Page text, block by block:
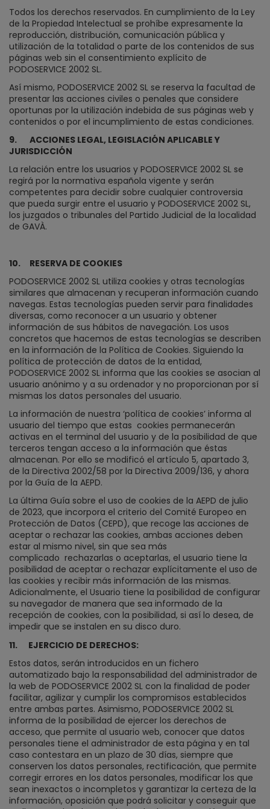
Todos los derechos reservados. En cumplimiento de la Ley
de la Propiedad Intelectual se prohíbe expresamente la
reproducción, distribución, comunicación pública y
utilización de la totalidad o parte de los contenidos de sus
páginas web sin el consentimiento explícito de
PODOSERVICE 2002 SL.
Así mismo, PODOSERVICE 2002 SL se reserva la facultad de
presentar las acciones civiles o penales que considere
oportunas por la utilización indebida de sus páginas web y
contenidos o por el incumplimiento de estas condiciones.
9.
ACCIONES LEGAL, LEGISLACIÓN APLICABLE Y
JURISDICCIÓN
La relación entre los usuarios y PODOSERVICE 2002 SL se
regirá por la normativa española vigente y serán
competentes para decidir sobre cualquier controversia
que pueda surgir entre el usuario y PODOSERVICE 2002 SL,
los juzgados o tribunales del Partido Judicial de la localidad
de GAVÀ.
10.
RESERVA DE COOKIES
PODOSERVICE 2002 SL utiliza cookies y otras tecnologías
similares que almacenan y recuperan información cuando
navegas. Estas tecnologías pueden servir para finalidades
diversas, como reconocer a un usuario y obtener
información de sus hábitos de navegación. Los usos
concretos que hacemos de estas tecnologías se describen
en la información de la Política de Cookies. Siguiendo la
política de protección de datos de la entidad,
PODOSERVICE 2002 SL informa que las cookies se asocian al
usuario anónimo y a su ordenador y no proporcionan por sí
mismas los datos personales del usuario.
La información de nuestra ‘política de cookies’ informa al
usuario del tiempo que estas cookies permanecerán
activas en el terminal del usuario y de la posibilidad de que
terceros tengan acceso a la información que éstas
almacenan. Por ello se modificó el artículo 5, apartado 3,
de la Directiva 2002/58 por la Directiva 2009/136, y ahora
por la Guía de la AEPD.
La última Guía sobre el uso de cookies de la AEPD de julio
de 2023, que incorpora el criterio del Comité Europeo en
Protección de Datos (CEPD), que recoge las acciones de
aceptar o rechazar las cookies, ambas acciones deben
estar al mismo nivel, sin que sea más
complicado rechazarlas o aceptarlas, el usuario tiene la
posibilidad de aceptar o rechazar explícitamente el uso de
las cookies y recibir más información de las mismas.
Adicionalmente, el Usuario tiene la posibilidad de configurar
su navegador de manera que sea informado de la
recepción de cookies, con la posibilidad, si así lo desea, de
impedir que se instalen en su disco duro.
11.
EJERCICIO DE DERECHOS:
Estos datos, serán introducidos en un fichero
automatizado bajo la responsabilidad del administrador de
la web de PODOSERVICE 2002 SL con la finalidad de poder
facilitar, agilizar y cumplir los compromisos establecidos
entre ambas partes. Asimismo, PODOSERVICE 2002 SL
informa de la posibilidad de ejercer los derechos de
acceso, que permite al usuario web, conocer que datos
personales tiene el administrador de esta página y en tal
caso contestara en un plazo de 30 días, siempre que
conserven los datos personales, rectificación, que permite
corregir errores en los datos personales, modificar los que
sean inexactos o incompletos y garantizar la certeza de la
información, oposición que podrá solicitar y conseguir que